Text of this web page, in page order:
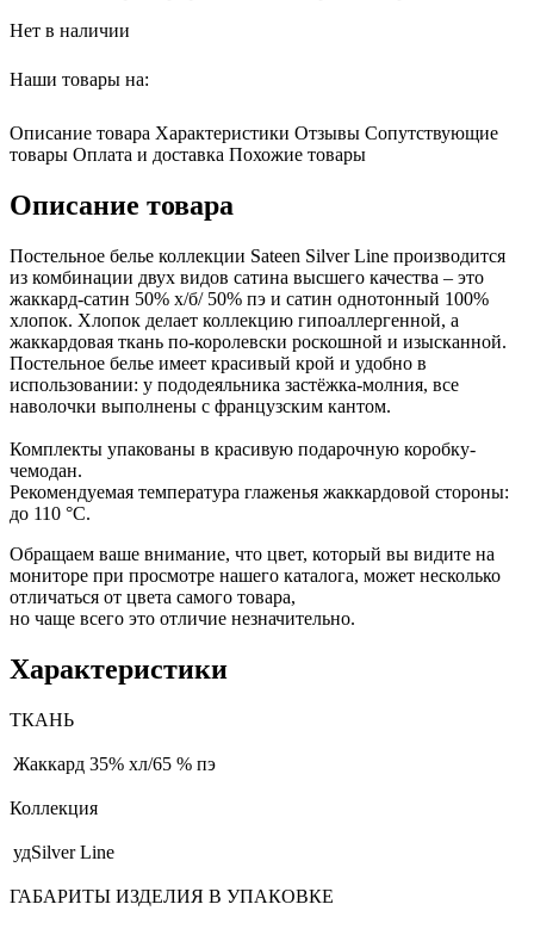
Нет в наличии
Наши товары на:
Описание товара Характеристики Отзывы Сопутствующие
товары Оплата и доставка Похожие товары
Описание товара
Постельное белье коллекции Sateen Silver Line производится
из комбинации двух видов сатина высшего качества – это
жаккард-сатин 50% х/б/ 50% пэ и сатин однотонный 100%
хлопок. Хлопок делает коллекцию гипоаллергенной, а
жаккардовая ткань по-королевски роскошной и изысканной.
Постельное белье имеет красивый крой и удобно в
использовании: у пододеяльника застёжка-молния, все
наволочки выполнены с французским кантом.
Комплекты упакованы в красивую подарочную коробку-
чемодан.
Рекомендуемая температура глаженья жаккардовой стороны:
до 110 °С.
Обращаем ваше внимание, что цвет, который вы видите на
мониторе при просмотре нашего каталога, может несколько
отличаться от цвета самого товара,
но чаще всего это отличие незначительно.
Характеристики
ТКАНЬ
Жаккард 35% хл/65 % пэ
Коллекция
удSilver Line
ГАБАРИТЫ ИЗДЕЛИЯ В УПАКОВКЕ